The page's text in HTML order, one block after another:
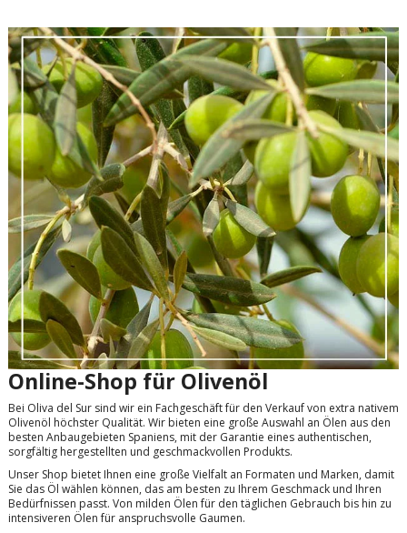
Online-Shop für Olivenöl
Bei Oliva del Sur sind wir ein Fachgeschäft für den Verkauf von extra nativem
Olivenöl höchster Qualität. Wir bieten eine große Auswahl an Ölen aus den
besten Anbaugebieten Spaniens, mit der Garantie eines authentischen,
sorgfältig hergestellten und geschmackvollen Produkts.
Unser Shop bietet Ihnen eine große Vielfalt an Formaten und Marken, damit
Sie das Öl wählen können, das am besten zu Ihrem Geschmack und Ihren
Bedürfnissen passt. Von milden Ölen für den täglichen Gebrauch bis hin zu
intensiveren Ölen für anspruchsvolle Gaumen.